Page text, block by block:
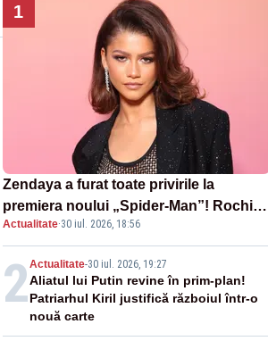
1
Zendaya a furat toate privirile la
premiera noului „Spider-Man”! Rochia
inspirată de pânza de păianjen a făcut
senzație
Actualitate·30 iul. 2026, 18:56
2Actualitate-30 iul. 2026, 19:27
Aliatul lui Putin revine în prim-plan!
Patriarhul Kiril justifică războiul într-o
nouă carte